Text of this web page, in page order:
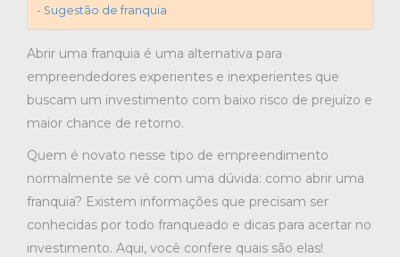
Sugestão de franquia
Abrir uma franquia é uma alternativa para
empreendedores experientes e inexperientes que
buscam um investimento com baixo risco de prejuízo e
maior chance de retorno.
Quem é novato nesse tipo de empreendimento
normalmente se vê com uma dúvida: como abrir uma
franquia? Existem informações que precisam ser
conhecidas por todo franqueado e dicas para acertar no
investimento. Aqui, você confere quais são elas!